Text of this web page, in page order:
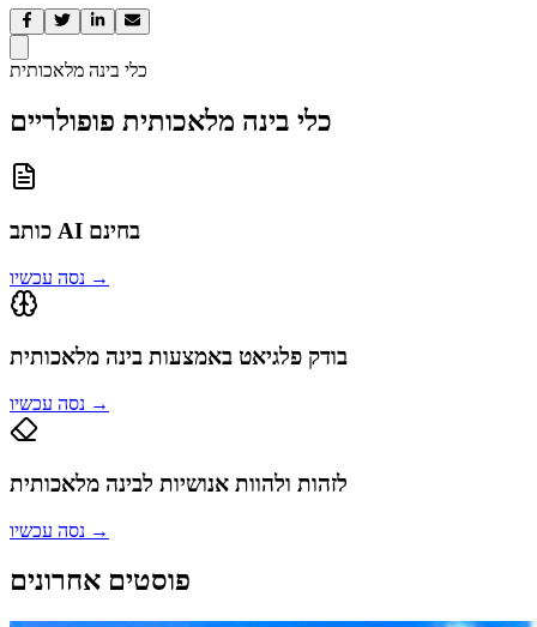
כלי בינה מלאכותית
כלי בינה מלאכותית פופולריים
כותב AI בחינם
נסה עכשיו →
בודק פלגיאט באמצעות בינה מלאכותית
נסה עכשיו →
לזהות ולהוות אנושיות לבינה מלאכותית
נסה עכשיו →
פוסטים אחרונים